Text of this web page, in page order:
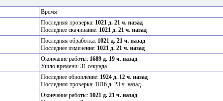
Время
Последняя проверка: 1021 д. 21 ч. назад
Последнее скачивание: 1021 д. 21 ч. назад
Последняя обработка: 1021 д. 21 ч. назад
Последнее изменение: 1021 д. 21 ч. назад
Окончание работы: 1689 д. 19 ч. назад
Ушло времени: 31 секунда
Последнее обновление: 1924 д. 12 ч. назад
Последняя проверка: 1816 д. 23 ч. назад
Окончание работы: 1021 д. 21 ч. назад